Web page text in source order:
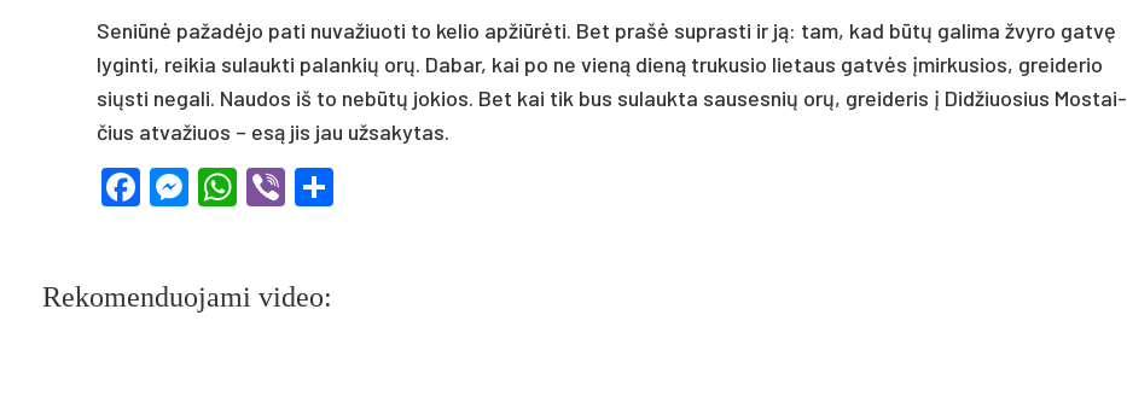
Se­niū­nė pa­ža­dė­jo pa­ti nu­va­žiuo­ti to ke­lio ap­žiū­rė­ti. Bet pra­šė su­pras­ti ir ją: tam, kad bū­tų ga­li­ma žvy­ro gat­vę
ly­gin­ti, rei­kia su­lauk­ti pa­lan­kių orų. Da­bar, kai po ne vie­ną die­ną tru­ku­sio lie­taus gat­vės įmir­ku­sios, grei­de­rio
siųs­ti ne­ga­li. Nau­dos iš to ne­bū­tų jo­kios. Bet kai tik bus su­lauk­ta sau­ses­nių orų, grei­de­ris į Di­džiuo­sius Mos­tai­
čius at­va­žiuos – esą jis jau už­sa­ky­tas.
Facebook
Messenger
WhatsApp
Viber
Rekomenduojami video: